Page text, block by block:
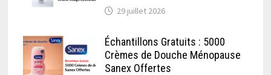
29 juillet 2026
Échantillons Gratuits : 5000
Crèmes de Douche Ménopause
Sanex Offertes